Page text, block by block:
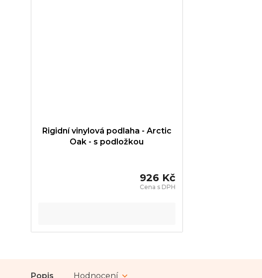
Rigidní vinylová podlaha - Arctic
Oak - s podložkou
926 Kč
Popis Hodnocení